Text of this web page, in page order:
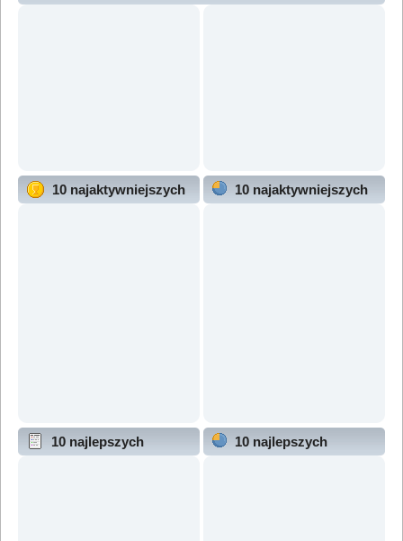
10 najaktywniejszych
10 najaktywniejszych
10 najlepszych
10 najlepszych